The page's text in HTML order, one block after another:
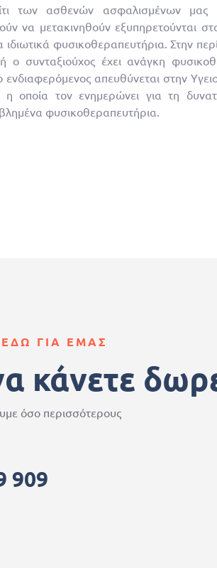
των ασθενών ασφαλισμένων
να μετακινηθούν εξυπηρετούνται
φυσικοθεραπευτήρια. Στην
ο συνταξιούχος έχει ανάγκη
απευθύνεται στην
οποία τον ενημερώνει για τη
φυσικοθεραπευτήρια.
ΓΙΑ ΕΜΑΣ
κάνετε
όσο περισσότερους
909